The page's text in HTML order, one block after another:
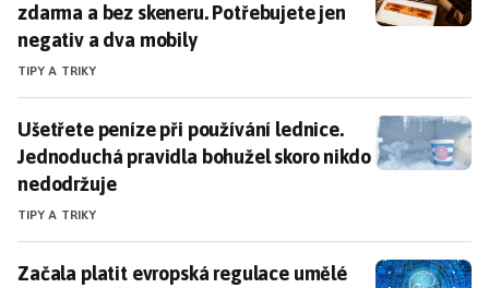
zdarma a bez skeneru. Potřebujete jen
negativ a dva mobily
TIPY A TRIKY
Ušetřete peníze při používání lednice. Jednoduchá
Ušetřete peníze při používání lednice.
Jednoduchá pravidla bohužel skoro nikdo
nedodržuje
TIPY A TRIKY
Začala platit evropská regulace umělé inteligence.
Začala platit evropská regulace umělé